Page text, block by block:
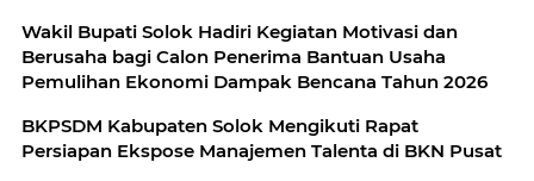
Wakil Bupati Solok Hadiri Kegiatan Motivasi dan
Berusaha bagi Calon Penerima Bantuan Usaha
Pemulihan Ekonomi Dampak Bencana Tahun 2026
BKPSDM Kabupaten Solok Mengikuti Rapat
Persiapan Ekspose Manajemen Talenta di BKN Pusat